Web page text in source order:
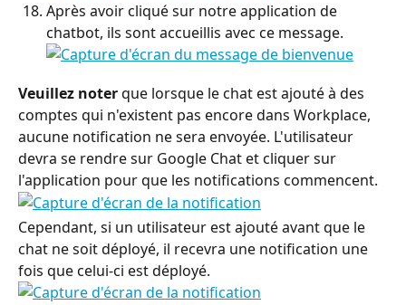
Après avoir cliqué sur notre application de
chatbot, ils sont accueillis avec ce message.
Veuillez noter que lorsque le chat est ajouté à des
comptes qui n'existent pas encore dans Workplace,
aucune notification ne sera envoyée. L'utilisateur
devra se rendre sur Google Chat et cliquer sur
l'application pour que les notifications commencent.
Cependant, si un utilisateur est ajouté avant que le
chat ne soit déployé, il recevra une notification une
fois que celui-ci est déployé.